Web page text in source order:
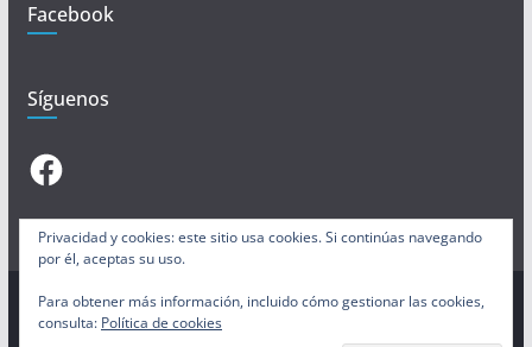
Facebook
Síguenos
Facebook
Copyright © 2026MRT-Transportes
Privacidad y cookies: este sitio usa cookies. Si continúas navegando
por él, aceptas su uso.
Para obtener más información, incluido cómo gestionar las cookies,
consulta: Política de cookies